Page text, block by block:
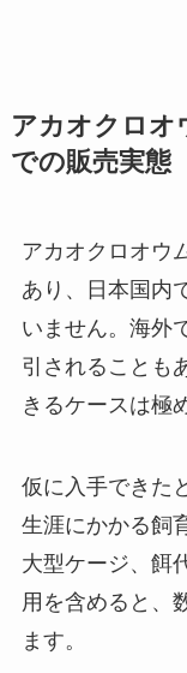
アカオクロオ
での販売実態
アカオクロオウ
あり、日本国内
いません。海外
引されることも
きるケースは極
仮に入手できた
生涯にかかる飼
大型ケージ、餌
用を含めると、
ます。